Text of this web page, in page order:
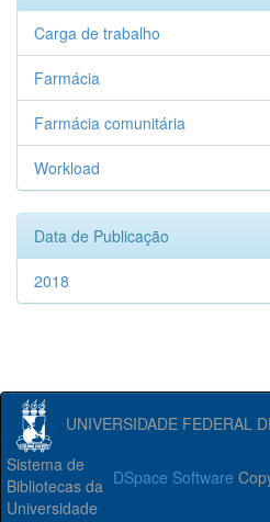
Carga de trabalho
Farmácia
Farmácia comunitária
Workload
Data de Publicação
2018
UNIVERSIDADE FEDERAL
DSpace Software
Sistema de
Bibliotecas da
Universidade